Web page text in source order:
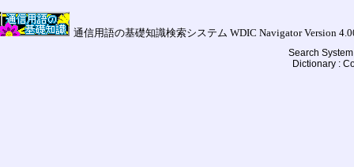
通信用語の基礎知識検索システム WDIC Navigator Version
Search
Dictionary :